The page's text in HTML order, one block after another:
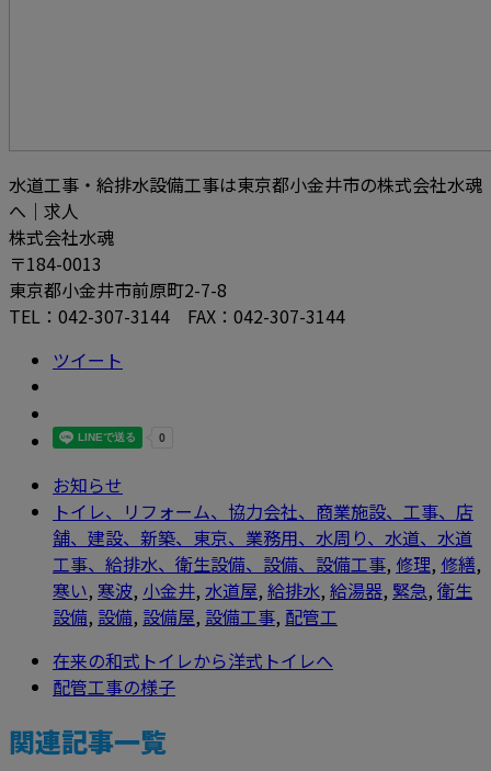
水道工事・給排水設備工事は東京都小金井市の株式会社水魂
へ｜求人
株式会社水魂
〒184-0013
東京都小金井市前原町2-7-8
TEL：042-307-3144 FAX：042-307-3144
ツイート
お知らせ
トイレ、リフォーム、協力会社、商業施設、工事、店
舗、建設、新築、東京、業務用、水周り、水道、水道
工事、給排水、衛生設備、設備、設備工事, 修理, 修繕,
寒い, 寒波, 小金井, 水道屋, 給排水, 給湯器, 緊急, 衛生
設備, 設備, 設備屋, 設備工事, 配管工
在来の和式トイレから洋式トイレへ
配管工事の様子
関連記事一覧